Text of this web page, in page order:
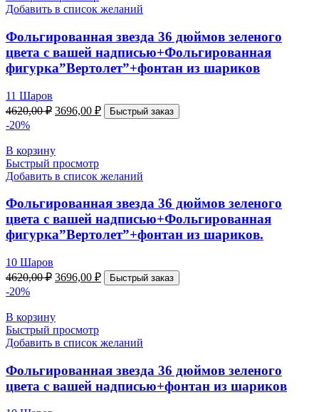
Добавить в список желаний
Фольгированная звезда 36 дюймов зеленого
цвета с вашей надписью+Фольгированная
фигурка”Вертолет”+фонтан из шариков
11 Шаров
4620,00₽ 3696,00 ₽ Быстрый заказ
-20%
В корзину
Быстрый просмотр
Добавить в список желаний
Фольгированная звезда 36 дюймов зеленого
цвета с вашей надписью+Фольгированная
фигурка”Вертолет”+фонтан из шариков.
10 Шаров
4620,00₽ 3696,00 ₽ Быстрый заказ
-20%
В корзину
Быстрый просмотр
Добавить в список желаний
Фольгированная звезда 36 дюймов зеленого
цвета с вашей надписью+фонтан из шариков